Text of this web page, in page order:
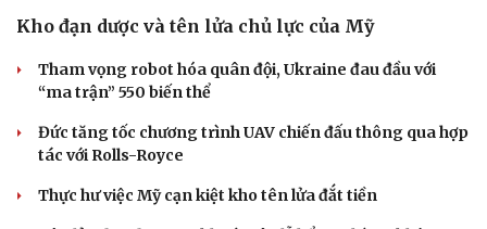
Nam khoa
Làm đẹp - giảm cân
Phòng mạch online
Ăn sạch sống khỏe
Giá vàng hôm nay 8/8: Giá vàng trong nước và thế giới
lại tăng
Giá cà phê hôm nay 8/8: Giá cà phê trong nước ổn định
Buôn lậu, hàng giả diễn biến phức tạp, xử lý gần 68.000
vụ trong 6 tháng
QUÂN SỰ - QUỐC PHÒNG